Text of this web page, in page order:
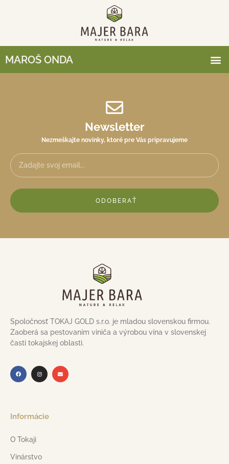
MAROŠ ONDA
Newsletter
Nezmeškajte novinky, ktoré pre Vás pripravujeme
ODOBERAŤ
Spoločnosť TOKAJ GOLD s.r.o. je mladou slovenskou firmou.
Zaoberá sa pestovaním viniča a výrobou vína v slovenskej
časti tokajskej oblasti.
Informácie
O Tokaji
Vinárstvo